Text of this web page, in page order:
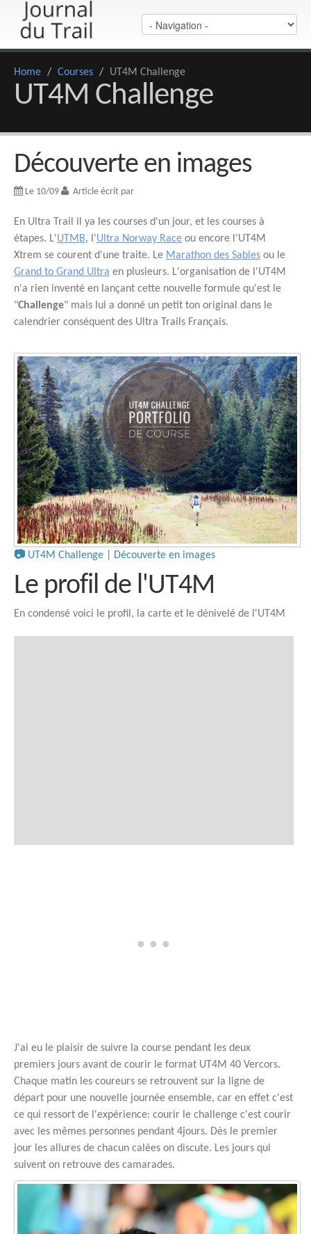
Home / Courses / UT4M Challenge
UT4M Challenge
Découverte en images
Le 10/09 Article écrit par
En Ultra Trail il ya les courses d'un jour, et les courses à
étapes. L'UTMB, l'Ultra Norway Race ou encore l'UT4M
Xtrem se courent d'une traite. Le Marathon des Sables ou le
Grand to Grand Ultra en plusieurs. L'organisation de l'UT4M
n'a rien inventé en lançant cette nouvelle formule qu'est le
"Challenge" mais lui a donné un petit ton original dans le
calendrier conséquent des Ultra Trails Français.
📷 UT4M Challenge | Découverte en images
Le profil de l'UT4M
En condensé voici le profil, la carte et le dénivelé de l'UT4M
J'ai eu le plaisir de suivre la course pendant les deux
premiers jours avant de courir le format UT4M 40 Vercors.
Chaque matin les coureurs se retrouvent sur la ligne de
départ pour une nouvelle journée ensemble, car en effet c'est
ce qui ressort de l'expérience: courir le challenge c'est courir
avec les mêmes personnes pendant 4jours. Dès le premier
jour les allures de chacun calées on discute. Les jours qui
suivent on retrouve des camarades.